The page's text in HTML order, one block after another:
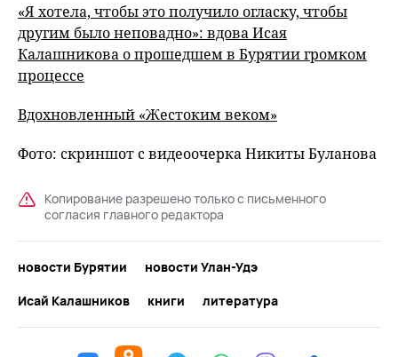
«Я хотела, чтобы это получило огласку, чтобы
другим было неповадно»: вдова Исая
Калашникова о прошедшем в Бурятии громком
процессе
Вдохновленный «Жестоким веком»
Фото: скриншот с видеоочерка Никиты Буланова
Копирование разрешено только с письменного
согласия главного редактора
новости Бурятии
новости Улан-Удэ
Исай Калашников
книги литература